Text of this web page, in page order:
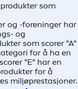
som
og -foreninger har
og
som scorer "A"
for å ha en
"E" har en
for å
miljøprestasjoner.